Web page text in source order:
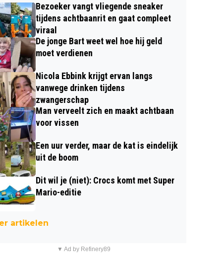
Bezoeker vangt vliegende sneaker
tijdens achtbaanrit en gaat compleet
viraal
De jonge Bart weet wel hoe hij geld
moet verdienen
Nicola Ebbink krijgt ervan langs
vanwege drinken tijdens
zwangerschap
Man verveelt zich en maakt achtbaan
voor vissen
Een uur verder, maar de kat is eindelijk
uit de boom
Dit wil je (niet): Crocs komt met Super
Mario-editie
artikelen
▼ Ad by Refinery89